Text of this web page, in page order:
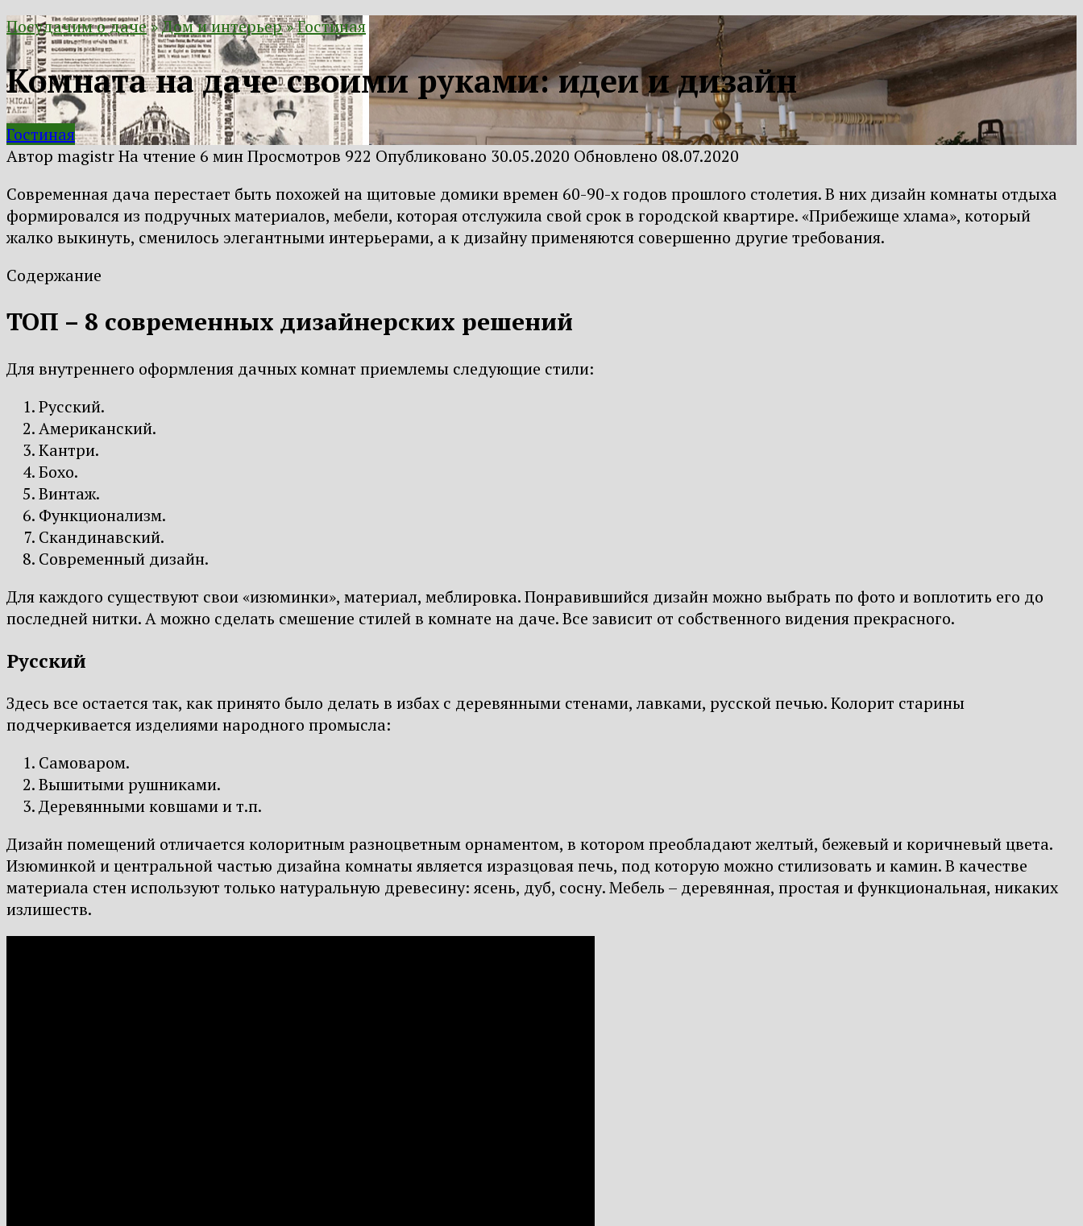
Посудачим о даче»Дом и интерьер»Гостиная
Комната на даче своими руками: идеи и дизайн
Гостиная
Автор magistrНа чтение 6 минПросмотров 922 Опубликовано 30.05.2020 Обновлено 08.07.2020
Современная дача перестает быть похожей на щитовые домики времен 60-90-х годов прошлого столетия. В них дизайн комнаты отдыха
формировался из подручных материалов, мебели, которая отслужила свой срок в городской квартире. «Прибежище хлама», который
жалко выкинуть, сменилось элегантными интерьерами, а к дизайну применяются совершенно другие требования.
Содержание
ТОП – 8 современных дизайнерских решений
Для внутреннего оформления дачных комнат приемлемы следующие стили:
Русский.
Американский.
Кантри.
Бохо.
Винтаж.
Функционализм.
Скандинавский.
Современный дизайн.
Для каждого существуют свои «изюминки», материал, меблировка. Понравившийся дизайн можно выбрать по фото и воплотить его до
последней нитки. А можно сделать смешение стилей в комнате на даче. Все зависит от собственного видения прекрасного.
Русский
Здесь все остается так, как принято было делать в избах с деревянными стенами, лавками, русской печью. Колорит старины
подчеркивается изделиями народного промысла:
Самоваром.
Вышитыми рушниками.
Деревянными ковшами и т.п.
Дизайн помещений отличается колоритным разноцветным орнаментом, в котором преобладают желтый, бежевый и коричневый цвета.
Изюминкой и центральной частью дизайна комнаты является изразцовая печь, под которую можно стилизовать и камин. В качестве
материала стен используют только натуральную древесину: ясень, дуб, сосну. Мебель – деревянная, простая и функциональная, никаких
излишеств.